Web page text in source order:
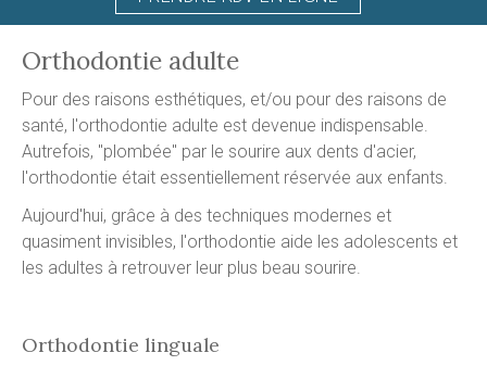
Orthodontie adulte
Pour des raisons esthétiques, et/ou pour des raisons de
santé, l'orthodontie adulte est devenue indispensable.
Autrefois, "plombée" par le sourire aux dents d'acier,
l'orthodontie était essentiellement réservée aux enfants.
Aujourd'hui, grâce à des techniques modernes et
quasiment invisibles, l'orthodontie aide les adolescents et
les adultes à retrouver leur plus beau sourire.
Orthodontie linguale